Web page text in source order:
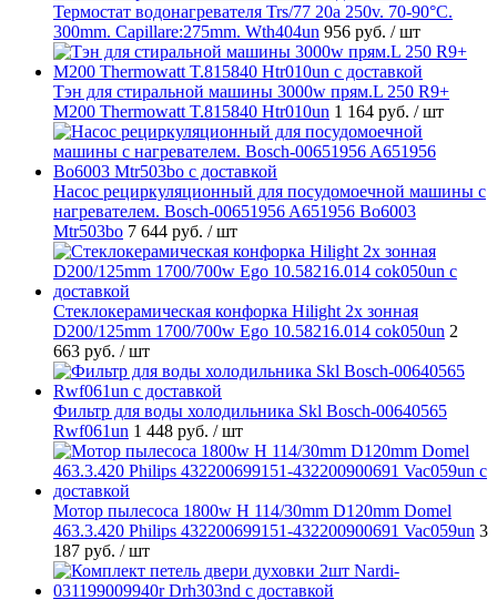
Термостат водонагревателя Trs/77 20a 250v. 70-90°C.
300mm. Capillare:275mm. Wth404un 956 руб. / шт
Тэн для стиральной машины 3000w прям.L 250 R9+
M200 Thermowatt T.815840 Htr010un 1 164 руб. / шт
Насос рециркуляционный для посудомоечной машины с
нагревателем. Bosch-00651956 A651956 Bo6003
Mtr503bo 7 644 руб. / шт
Стеклокерамическая конфорка Hilight 2х зонная
D200/125mm 1700/700w Ego 10.58216.014 cok050un 2
663 руб. / шт
Фильтр для воды холодильника Skl Bosch-00640565
Rwf061un 1 448 руб. / шт
Мотор пылесоса 1800w H 114/30mm D120mm Domel
463.3.420 Philips 432200699151-432200900691 Vac059un 3
187 руб. / шт